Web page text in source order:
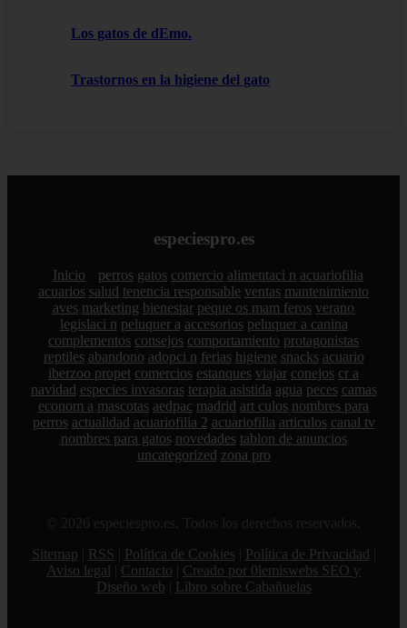
Los gatos de dEmo.
Trastornos en la higiene del gato
especiespro.es
Inicio perros gatos comercio alimentaci n acuariofilia
acuarios salud tenencia responsable ventas mantenimiento
aves marketing bienestar peque os mam feros verano
legislaci n peluquer a accesorios peluquer a canina
complementos consejos comportamiento protagonistas
reptiles abandono adopci n ferias higiene snacks acuario
iberzoo propet comercios estanques viajar conejos cr a
navidad especies invasoras terapia asistida agua peces camas
econom a mascotas aedpac madrid art culos nombres para
perros actualidad acuariofilia 2 acuariofilia articulos canal tv
nombres para gatos novedades tablon de anuncios
uncategorized zona pro
© 2026 especiespro.es. Todos los derechos reservados.
Sitemap
RSS Política de Cookies Política de Privacidad
Aviso legal
Contacto
Creado por 0lemiswebs SEO y
Diseño web
Libro sobre Cabañuelas